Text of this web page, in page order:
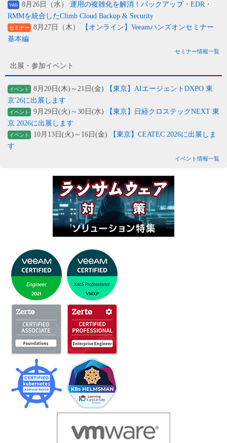
Web 8月26日（水） 運用の複雑化を解消！バックアップ・EDR・
RMMを統合したClimb Cloud Backup & Security
セミナー 8月27日（木）
【オンライン】Veeamハンズオンセミナー
基本編
セミナー情報一覧
出展・参加イベント
イベント 8月20日(木)～21日(金)
【東京】AIエージェントDXPO 東
京'26に出展します
イベント 9月29日(火)～30日(水)
【東京】日経クロステックNEXT 東
京 2026に出展します
イベント 10月13日(火)～16日(金)
【東京】CEATEC 2026に出展しま
す
イベント情報一覧